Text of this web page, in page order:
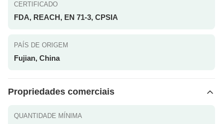
CERTIFICADO
FDA, REACH, EN 71-3, CPSIA
PAÍS DE ORIGEM
Fujian, China
Propriedades comerciais
QUANTIDADE MÍNIMA